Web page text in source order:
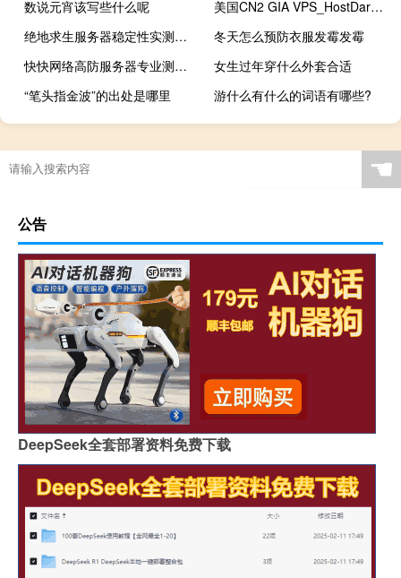
数说元宵该写些什么呢
美国CN2 GIA VPS_HostDare美国洛杉矶CN2 GIA VPS终生9折$44.99/年起（续费不涨价）
绝地求生服务器稳定性实测对比：哪家真正零延迟？
冬天怎么预防衣服发霉发霉
快快网络高防服务器专业测评 | 官网kkidc.com | 新一代云安全防护深度体验
女生过年穿什么外套合适
“笔头指金波”的出处是哪里
游什么有什么的词语有哪些?
☚
公告
DeepSeek全套部署资料免费下载